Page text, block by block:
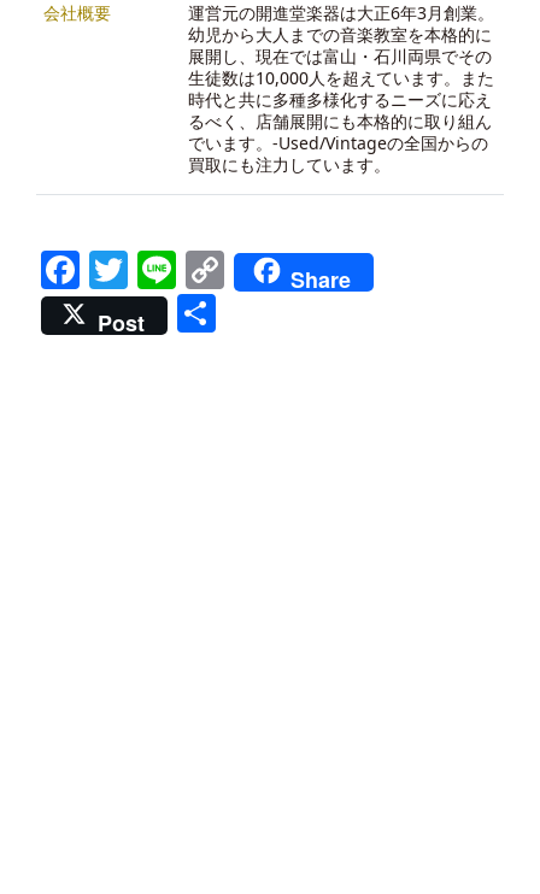
会社概要
運営元の開進堂楽器は大正6年3月創業。
幼児から大人までの音楽教室を本格的に
展開し、現在では富山・石川両県でその
生徒数は10,000人を超えています。また
時代と共に多種多様化するニーズに応え
るべく、店舗展開にも本格的に取り組ん
でいます。-Used/Vintageの全国からの
買取にも注力しています。
Facebook
Twitter
LineCopy
Link
Share
Post